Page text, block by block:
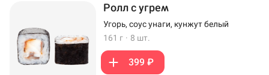
Ролл с угрем
Угорь, соус унаги, кунжут белый
161 г · 8 шт.
399 ₽